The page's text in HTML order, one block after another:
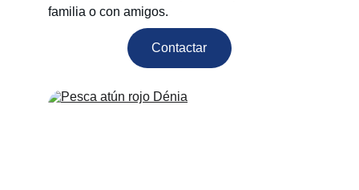
familia o con amigos.
Contactar